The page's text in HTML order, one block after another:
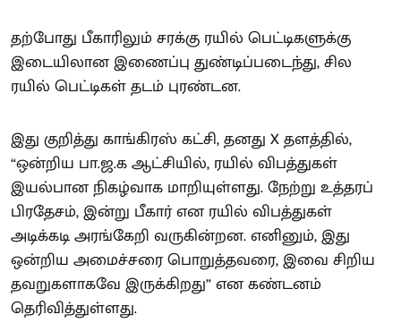
தற்போது பீகாரிலும் சரக்கு ரயில் பெட்டிகளுக்கு
இடையிலான இணைப்பு துண்டிப்படைந்து, சில
ரயில் பெட்டிகள் தடம் புரண்டன.
இது குறித்து காங்கிரஸ் கட்சி, தனது X தளத்தில்,
“ஒன்றிய பா.ஜ.க ஆட்சியில், ரயில் விபத்துகள்
இயல்பான நிகழ்வாக மாறியுள்ளது. நேற்று உத்தரப்
பிரதேசம், இன்று பீகார் என ரயில் விபத்துகள்
அடிக்கடி அரங்கேறி வருகின்றன. எனினும், இது
ஒன்றிய அமைச்சரை பொறுத்தவரை, இவை சிறிய
தவறுகளாகவே இருக்கிறது” என கண்டனம்
தெரிவித்துள்ளது.